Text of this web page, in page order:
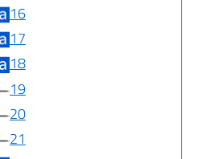
16
17
18
19
20
21